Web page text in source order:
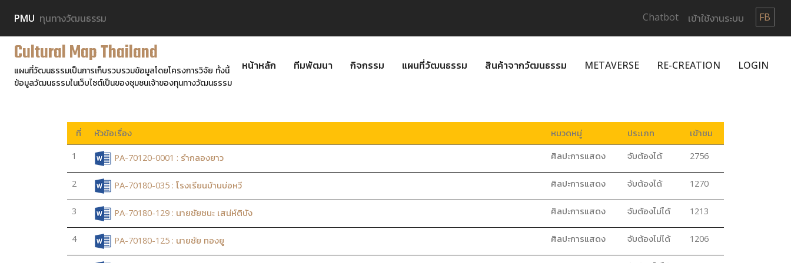
PMU ทุนทางวัฒนธรรม Chatbot เข้าใช้งานระบบ FB
Cultural Map Thailand
แผนที่วัฒนธรรมเป็นการเก็บรวบรวมข้อมูลโดยโครงการวิจัย ทั้งนี้
ข้อมูลวัฒนธรรมในเว็บไซต์เป็นของชุมชนเจ้าของทุนทางวัฒนธรรม
หน้าหลัก ทีมพัฒนา กิจกรรม แผนที่วัฒนธรรม สินค้าจากวัฒนธรรม METAVERSE RE-CREATION LOGIN
ที่ หัวข้อเรื่อง หมวดหมู่ ประเภท
เข้าชม
1
PA-70120-0001 : รำกลองยาว ศิลปะการแสดง จับต้องได้ 2756
2 PA-70180-035 : โรงเรียนบ้านบ่อหวี ศิลปะการแสดง จับต้องได้ 1270
3 PA-70180-129 : นายชัยชนะ เสน่ห์ติบัง ศิลปะการแสดง จับต้องไม่ได้ 1213
4 PA-70180-125 : นายชัย ทองยู ศิลปะการแสดง จับต้องไม่ได้ 1206